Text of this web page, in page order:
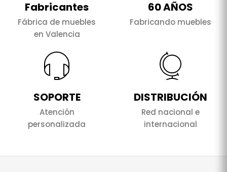
Fabricantes
Fábrica de muebles
en Valencia
60 AÑOS
Fabricando muebles
SOPORTE
Atención
personalizada
DISTRIBUCIÓN
Red nacional e
internacional